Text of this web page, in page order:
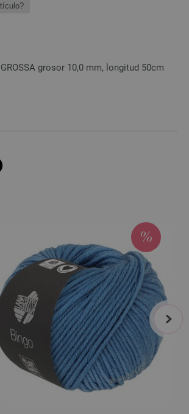
grosor 10,0 mm, longitud 50cm
next